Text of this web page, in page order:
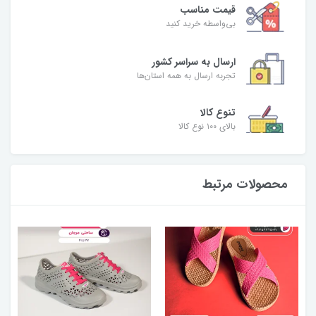
قیمت مناسب
بی‌واسطه خرید کنید
ارسال به سراسر کشور
تجربه ارسال به همه استان‌ها
تنوع کالا
بالای ۱۰۰ نوع کالا
محصولات مرتبط